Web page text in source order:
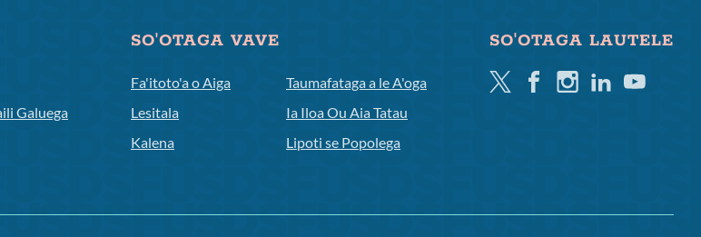
Galuega
SO'OTAGA VAVE
Fa'itoto'a o Aiga
Lesitala
Kalena
Taumafataga a le A'oga
Ia Iloa Ou Aia Tatau
Lipoti se Popolega
SO'OTAGA LAUTELE
TwitterFacebookInstagramLinkedinYoutube